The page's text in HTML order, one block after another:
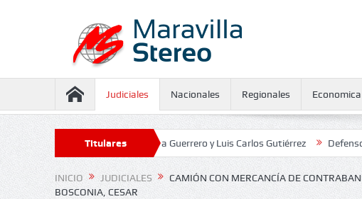
Judiciales Nacionales Regionales Economica
Titulares
contra Juliana Guerrero y Luis Carlos Gutiérrez Defensoría
INICIO JUDICIALES
CAMIÓN CON MERCANCÍA DE
BOSCONIA, CESAR